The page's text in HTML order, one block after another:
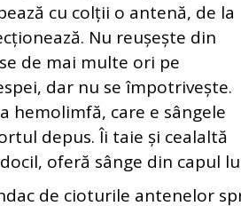
cu colții o antenă, de la
Nu reușește din
de mai multe ori pe
dar nu se împotrivește.
hemolimfă, care e sângele
depus. Îi taie și cealaltă
oferă sânge din capul
de cioturile antenelor